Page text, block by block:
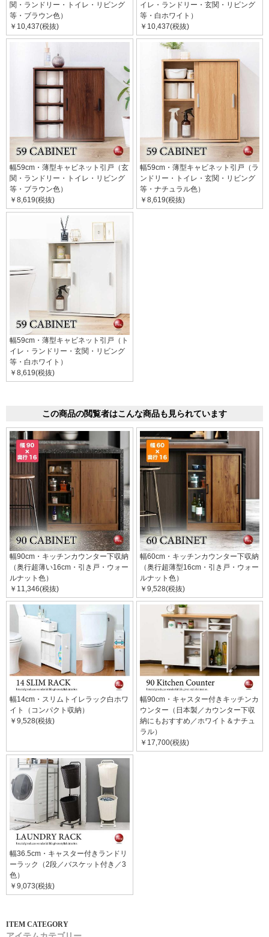
関・ランドリー・トイレ・リビング
等・ブラウン色）
￥10,437(税抜)
イレ・ランドリー・玄関・リビング
等・白ホワイト）
￥10,437(税抜)
幅59cm・薄型キャビネット引戸（玄
関・ランドリー・トイレ・リビング
等・ブラウン色）
￥8,619(税抜)
幅59cm・薄型キャビネット引戸（ラ
ンドリー・トイレ・玄関・リビング
等・ナチュラル色）
￥8,619(税抜)
幅59cm・薄型キャビネット引戸（ト
イレ・ランドリー・玄関・リビング
等・白ホワイト）
￥8,619(税抜)
この商品の閲覧者はこんな商品も見られています
幅90cm・キッチンカウンター下収納
（奥行超薄い16cm・引き戸・ウォー
ルナット色）
￥11,346(税抜)
幅60cm・キッチンカウンター下収納
（奥行超薄型16cm・引き戸・ウォー
ルナット色）
￥9,528(税抜)
幅14cm・スリムトイレラック白ホワ
イト（コンパクト収納）
￥9,528(税抜)
幅90cm・キャスター付きキッチンカ
ウンター（日本製／カウンター下収
納にもおすすめ／ホワイト＆ナチュ
ラル）
￥17,700(税抜)
幅36.5cm・キャスター付きランドリ
ーラック（2段／バスケット付き／3
色）
￥9,073(税抜)